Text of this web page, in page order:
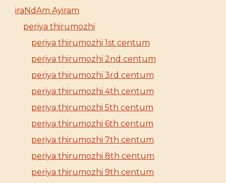
iraNdAm Ayiram
periya thirumozhi
periya thirumozhi 1st centum
periya thirumozhi 2nd centum
periya thirumozhi 3rd centum
periya thirumozhi 4th centum
periya thirumozhi 5th centum
periya thirumozhi 6th centum
periya thirumozhi 7th centum
periya thirumozhi 8th centum
periya thirumozhi 9th centum